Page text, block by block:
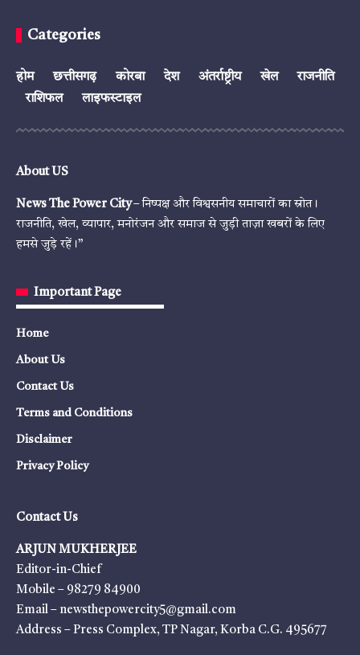
Categories
होम छत्तीसगढ़ कोरबा देश अंतर्राष्ट्रीय खेल
राजनीति
राशिफल
लाइफस्टाइल
About US
News The Power City– निष्पक्ष और विश्वसनीय समाचारों का स्रोत।
राजनीति, खेल, व्यापार, मनोरंजन और समाज से जुड़ी ताज़ा खबरों के लिए
हमसे जुड़े रहें।”
Important Page
Home
About Us
Contact Us
Terms and Conditions
Disclaimer
Privacy Policy
Contact Us
ARJUN MUKHERJEE
Editor-in-Chief
Mobile – 98279 84900
Email – newsthepowercity5@gmail.com
Address – Press Complex, TP Nagar, Korba C.G. 495677